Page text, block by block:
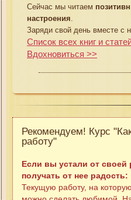
Сейчас мы читаем
настроения
Заряди свой день вместе с
Список всех книг и
Вдохновиться >>
Рекомендуем! Курс
работу"
Если вы устали от своей
получать от нее
Текущую работу, на